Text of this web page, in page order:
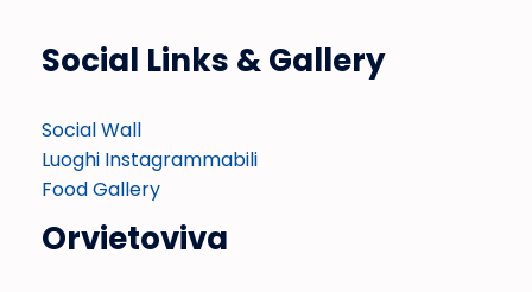
Social Links & Gallery
Social Wall
Luoghi Instagrammabili
Food Gallery
Orvietoviva